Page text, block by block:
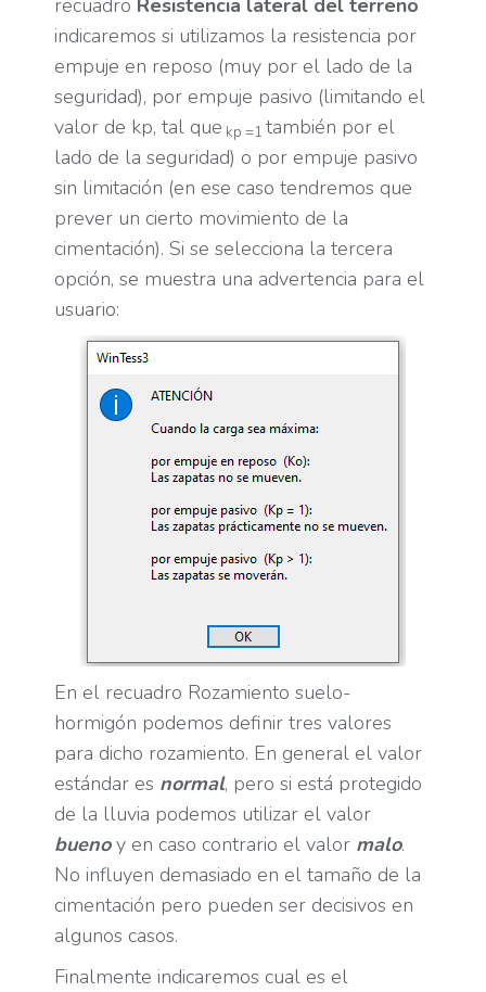
indicaremos si utilizamos la resistencia por
empuje en reposo (muy por el lado de la
seguridad), por empuje pasivo (limitando el
valor de kp, tal que kp =1 también por el
lado de la seguridad) o por empuje pasivo
sin limitación (en ese caso tendremos que
prever un cierto movimiento de la
cimentación). Si se selecciona la tercera
opción, se muestra una advertencia para el
usuario:
En el recuadro Rozamiento suelo-
hormigón podemos definir tres valores
para dicho rozamiento. En general el valor
estándar es normal, pero si está protegido
de la lluvia podemos utilizar el valor
buenoy en caso contrario el valor malo.
No influyen demasiado en el tamaño de la
cimentación pero pueden ser decisivos en
algunos casos.
Finalmente indicaremos cual es el